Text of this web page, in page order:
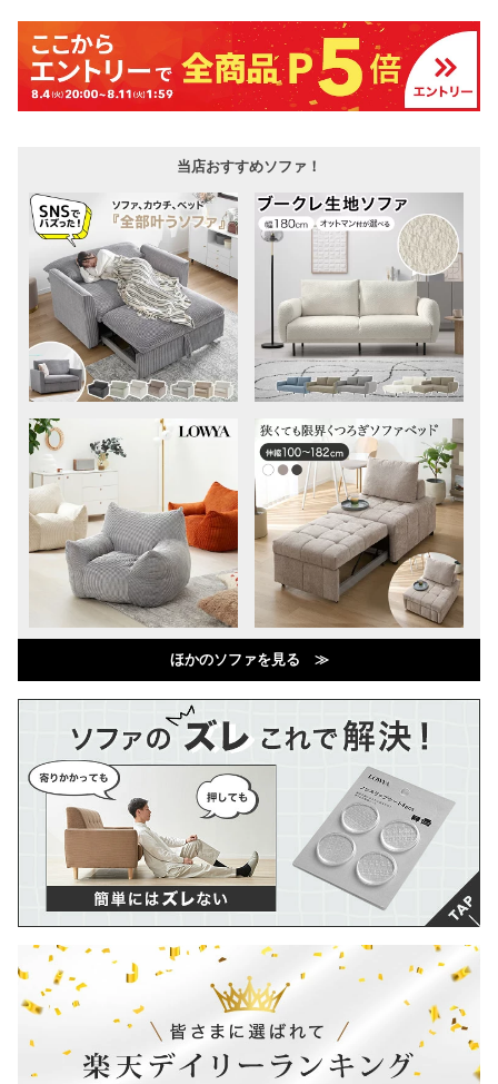
当店おすすめソファ！
ほかのソファを見る ≫